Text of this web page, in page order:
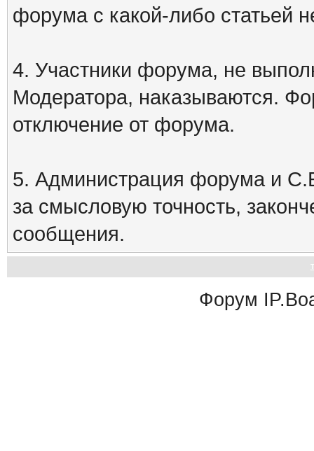
форума с какой-либо статьей
4. Участники форума, не
Модератора, наказываются.
отключение от форума.
5. Администрация форума и
за смысловую точность,
сообщения.
Форум